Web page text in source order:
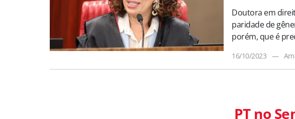
Doutora em
paridade de
porém, que é
16/10/2023 —
PT no